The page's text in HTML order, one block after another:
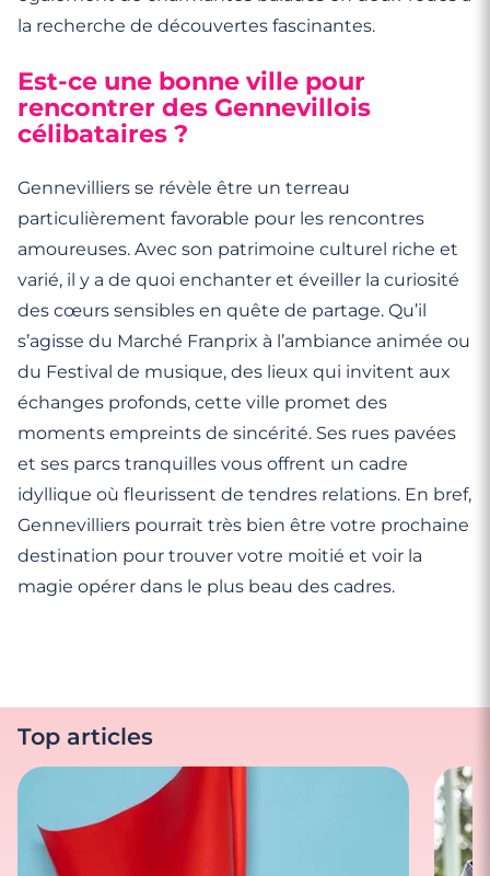
la recherche de découvertes fascinantes.
Est-ce une bonne ville pour
rencontrer des Gennevillois
célibataires ?
Gennevilliers se révèle être un terreau
particulièrement favorable pour les rencontres
amoureuses. Avec son patrimoine culturel riche et
varié, il y a de quoi enchanter et éveiller la curiosité
des cœurs sensibles en quête de partage. Qu’il
s’agisse du Marché Franprix à l’ambiance animée ou
du Festival de musique, des lieux qui invitent aux
échanges profonds, cette ville promet des
moments empreints de sincérité. Ses rues pavées
et ses parcs tranquilles vous offrent un cadre
idyllique où fleurissent de tendres relations. En bref,
Gennevilliers pourrait très bien être votre prochaine
destination pour trouver votre moitié et voir la
magie opérer dans le plus beau des cadres.
Top articles